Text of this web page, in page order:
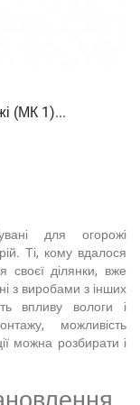
(МК 1)...
для огорожі
Ті, кому вдалося
своєї ділянки, вже
з виробами з інших
впливу вологи і
можливість
можна розбирати і